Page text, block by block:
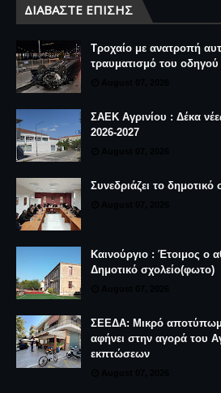
ΔΙΑΒΆΣΤΕ ΕΠΊΣΗΣ
Τροχαίο με ανατροπή
τραυματισμό του οδηγού
ΣΑΕΚ Αγρινίου : Δέκα
2026-2027
Συνεδριάζει το
Καινούργιο : Έτοιμος ο
Δημοτικό σχολείο(φωτο)
ΣΕΕΔΑ: Μικρό
αφήνει στην αγορά του
εκπτώσεων